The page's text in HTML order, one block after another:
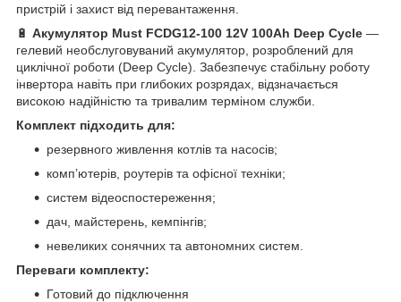
пристрій і захист від перевантаження.
🔋 Акумулятор Must FCDG12-100 12V 100Ah Deep Cycle —
гелевий необслуговуваний акумулятор, розроблений для
циклічної роботи (Deep Cycle). Забезпечує стабільну роботу
інвертора навіть при глибоких розрядах, відзначається
високою надійністю та тривалим терміном служби.
Комплект підходить для:
резервного живлення котлів та насосів;
комп’ютерів, роутерів та офісної техніки;
систем відеоспостереження;
дач, майстерень, кемпінгів;
невеликих сонячних та автономних систем.
Переваги комплекту:
Готовий до підключення